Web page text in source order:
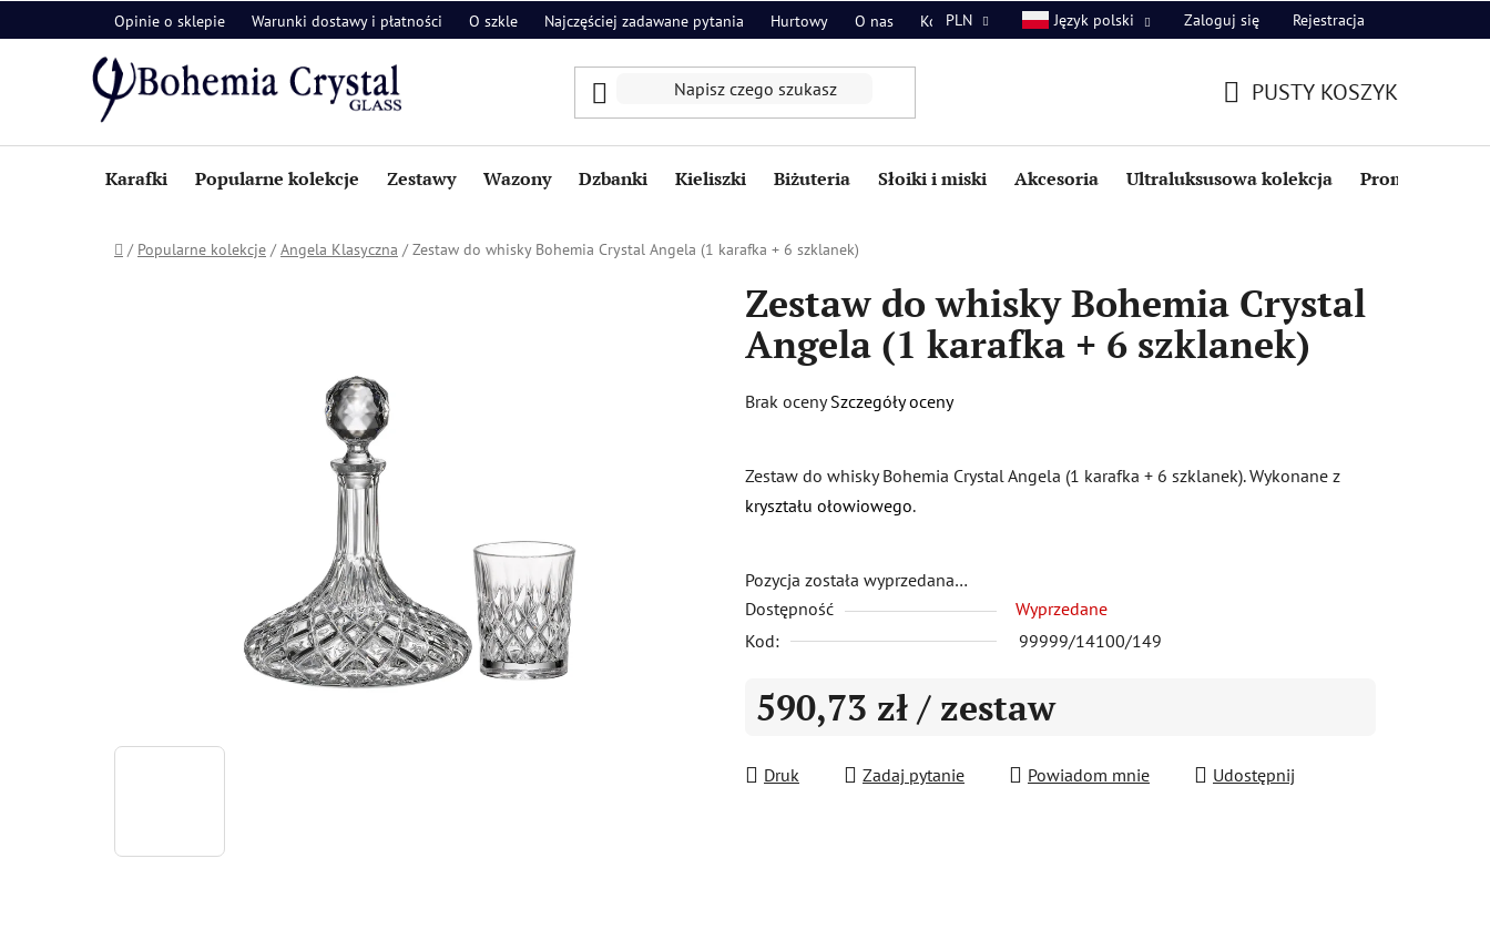
do
Opinie o sklepie Warunki dostawy i płatności O szkle Najczęściej zadawane pytania Hurtowy O nas Kontakt
PLN Język polski Zaloguj się Rejestracja
PUSTY KOSZYK
Karafki Popularne kolekcje Zestawy Wazony Dzbanki Kieliszki Biżuteria Słoiki i miski Akcesoria Ultraluksusowa kolekcja Promocje i
Home
/ Popularne kolekcje / Angela Klasyczna / Zestaw do whisky Bohemia Crystal Angela (1 karafka + 6 szklanek)
Zestaw do whisky Bohemia Crystal
Angela (1 karafka + 6 szklanek)
Średnia
wynosi
0,0
5
gwiazdek.
Brak oceny Szczegóły oceny
Zestaw do whisky Bohemia Crystal Angela (1 karafka + 6 szklanek). Wykonane z
kryształu ołowiowego.
Pozycja została wyprzedana…
Dostępność
Wyprzedane
Kod:
99999/14100/149
590,73 zł / zestaw
Druk
Zadaj pytanie Powiadom mnie Udostępnij